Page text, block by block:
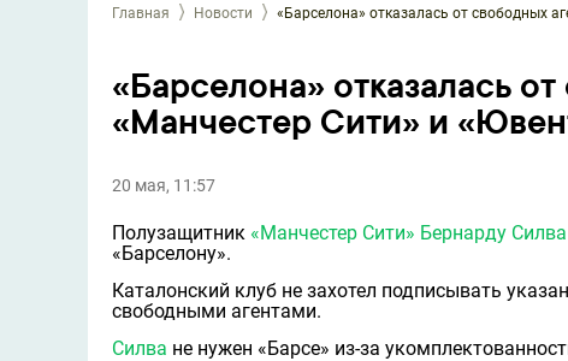
Главная Новости «Барселона» отказалась от свободных
«Барселона» отказалась
«Манчестер Сити» и
20 мая, 11:57
Полузащитник «Манчестер Сити» Бернарду Cилва
«Барселону».
Каталонский клуб не захотел подписывать
свободными агентами.
Силва не нужен «Барсе» из-за